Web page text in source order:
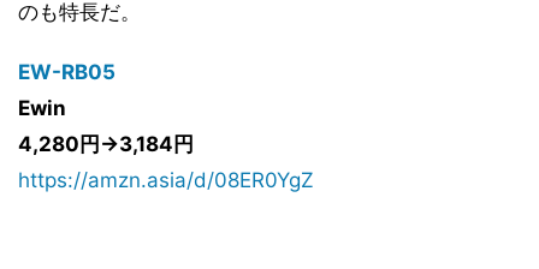
のも特長だ。
EW-RB05
Ewin
4,280円→3,184円
https://amzn.asia/d/08ER0YgZ